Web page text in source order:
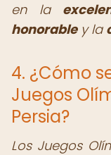
en la
honorabley la
4. ¿Cómo
Juegos
Persia?
Los Juegos